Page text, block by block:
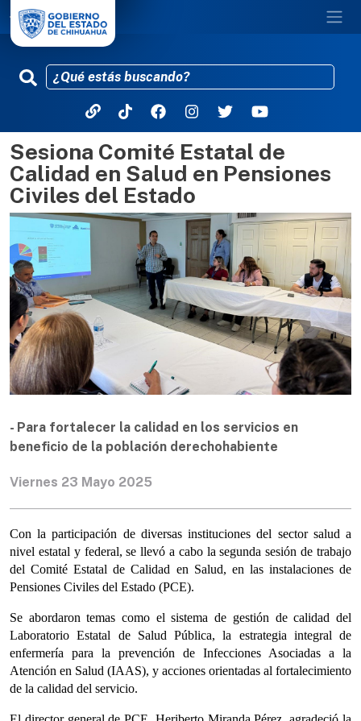
Pasar al contenido principal
Sesiona Comité Estatal de
Calidad en Salud en Pensiones
Civiles del Estado
- Para fortalecer la calidad en los servicios en
beneficio de la población derechohabiente
Viernes 23 Mayo 2025
Con la participación de diversas instituciones del sector salud a
nivel estatal y federal, se llevó a cabo la segunda sesión de trabajo
del Comité Estatal de Calidad en Salud, en las instalaciones de
Pensiones Civiles del Estado (PCE).
Se abordaron temas como el sistema de gestión de calidad del
Laboratorio Estatal de Salud Pública, la estrategia integral de
enfermería para la prevención de Infecciones Asociadas a la
Atención en Salud (IAAS), y acciones orientadas al fortalecimiento
de la calidad del servicio.